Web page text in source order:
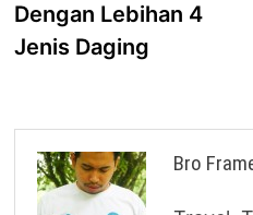
Dengan Lebihan 4
Jenis Daging
Bro